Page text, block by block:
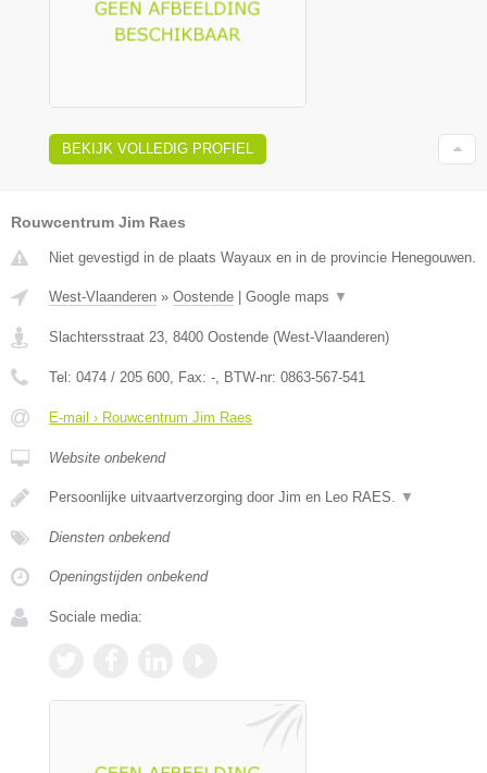
BEKIJK VOLLEDIG PROFIEL
Rouwcentrum Jim Raes
Niet gevestigd in de plaats Wayaux en in de provincie Henegouwen.
West-Vlaanderen » Oostende | Google maps ▼
Slachtersstraat 23 8400 Oostende (West-Vlaanderen)
Tel: 0474 / 205 600 , Fax: - , BTW-nr: 0863-567-541
E-mail › Rouwcentrum Jim Raes
Website onbekend
Persoonlijke uitvaartverzorging door Jim en Leo RAES. ▼
Diensten onbekend
Openingstijden onbekend
Sociale media: